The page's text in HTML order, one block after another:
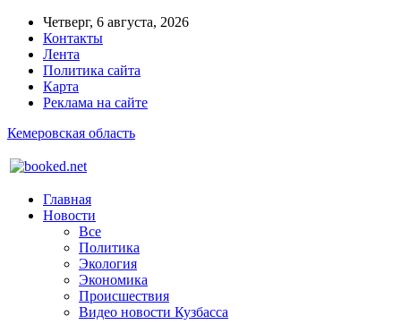
Четверг, 6 августа, 2026
Контакты
Лента
Политика сайта
Карта
Реклама на сайте
Кемеровская область
Главная
Новости
Все
Политика
Экология
Экономика
Происшествия
Видео новости Кузбасса